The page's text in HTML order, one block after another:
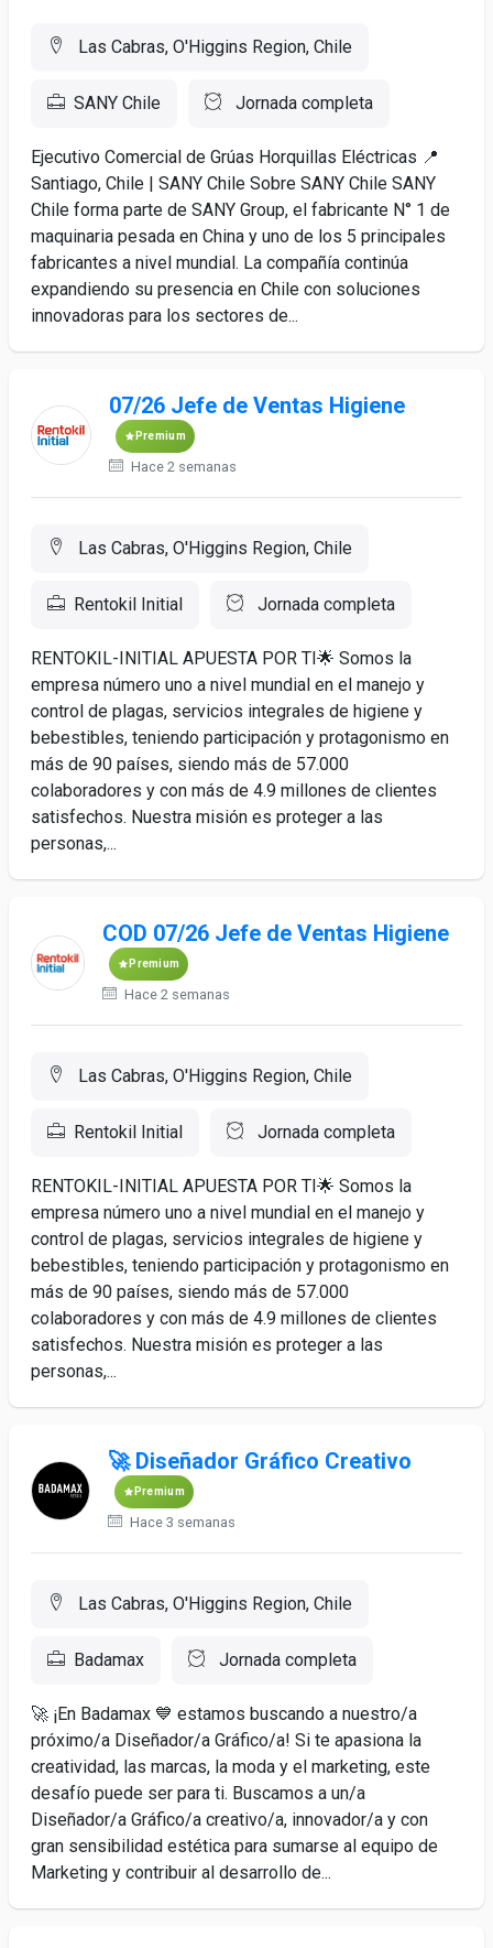
Las Cabras, O'Higgins Region, Chile
SANY Chile Jornada completa
Ejecutivo Comercial de Grúas Horquillas Eléctricas 📍
Santiago, Chile | SANY Chile Sobre SANY Chile SANY
Chile forma parte de SANY Group, el fabricante N° 1 de
maquinaria pesada en China y uno de los 5 principales
fabricantes a nivel mundial. La compañía continúa
expandiendo su presencia en Chile con soluciones
innovadoras para los sectores de...
07/26 Jefe de Ventas Higiene
Premium
Hace 2 semanas
Las Cabras, O'Higgins Region, Chile
Rentokil Initial Jornada completa
RENTOKIL-INITIAL APUESTA POR TI🌟 Somos la
empresa número uno a nivel mundial en el manejo y
control de plagas, servicios integrales de higiene y
bebestibles, teniendo participación y protagonismo en
más de 90 países, siendo más de 57.000
colaboradores y con más de 4.9 millones de clientes
satisfechos. Nuestra misión es proteger a las
personas,...
COD 07/26 Jefe de Ventas Higiene
Premium
Hace 2 semanas
Las Cabras, O'Higgins Region, Chile
Rentokil Initial Jornada completa
RENTOKIL-INITIAL APUESTA POR TI🌟 Somos la
empresa número uno a nivel mundial en el manejo y
control de plagas, servicios integrales de higiene y
bebestibles, teniendo participación y protagonismo en
más de 90 países, siendo más de 57.000
colaboradores y con más de 4.9 millones de clientes
satisfechos. Nuestra misión es proteger a las
personas,...
🚀 Diseñador Gráfico Creativo
Premium
Hace 3 semanas
Las Cabras, O'Higgins Region, Chile
Badamax Jornada completa
🚀 ¡En Badamax 💙 estamos buscando a nuestro/a
próximo/a Diseñador/a Gráfico/a! Si te apasiona la
creatividad, las marcas, la moda y el marketing, este
desafío puede ser para ti. Buscamos a un/a
Diseñador/a Gráfico/a creativo/a, innovador/a y con
gran sensibilidad estética para sumarse al equipo de
Marketing y contribuir al desarrollo de...